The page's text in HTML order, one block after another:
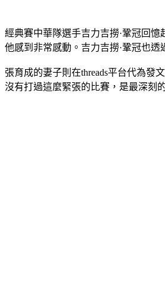
經典賽中華隊選手吉力吉撈·鞏冠回
他感到非常感動。吉力吉撈·鞏冠也
張育成的妻子則在threads平台代為
沒有打過這麼緊張的比賽，是最深刻